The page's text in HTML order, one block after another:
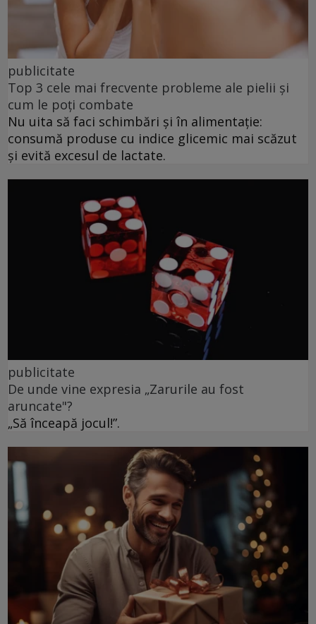
publicitate
Top 3 cele mai frecvente probleme ale pielii și
cum le poți combate
Nu uita să faci schimbări și în alimentație:
consumă produse cu indice glicemic mai scăzut
și evită excesul de lactate.
publicitate
De unde vine expresia „Zarurile au fost
aruncate"?
„Să înceapă jocul!”.